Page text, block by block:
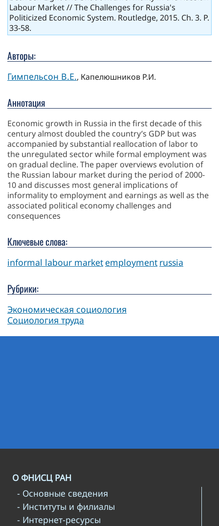
Labour Market // The Challenges for Russia's
Politicized Economic System. Routledge, 2015. Ch. 3. P.
33-58.
Авторы:
Гимпельсон В.Е., Капелюшников Р.И.
Аннотация
Economic growth in Russia in the first decade of this
century almost doubled the country’s GDP but was
accompanied by substantial reallocation of labor to
the unregulated sector while formal employment was
on gradual decline. The paper overviews evolution of
the Russian labour market during the period of 2000-
10 and discusses most general implications of
informality to employment and earnings as well as the
associated political economy challenges and
consequences
Ключевые слова:
informal labour market employment russia
Рубрики:
Экономическая социология
Социология труда
О ФНИСЦ РАН
- Основные сведения
- Институты и филиалы
- Интернет-ресурсы